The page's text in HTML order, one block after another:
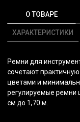
О ТОВАРЕ
ХАРАКТЕРИСТИКИ
Ремни для
сочетают
цветами и
регулируемые ремни
см до 1,70 м.